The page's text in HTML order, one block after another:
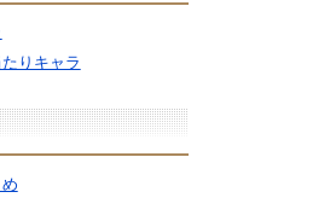
りキャラ